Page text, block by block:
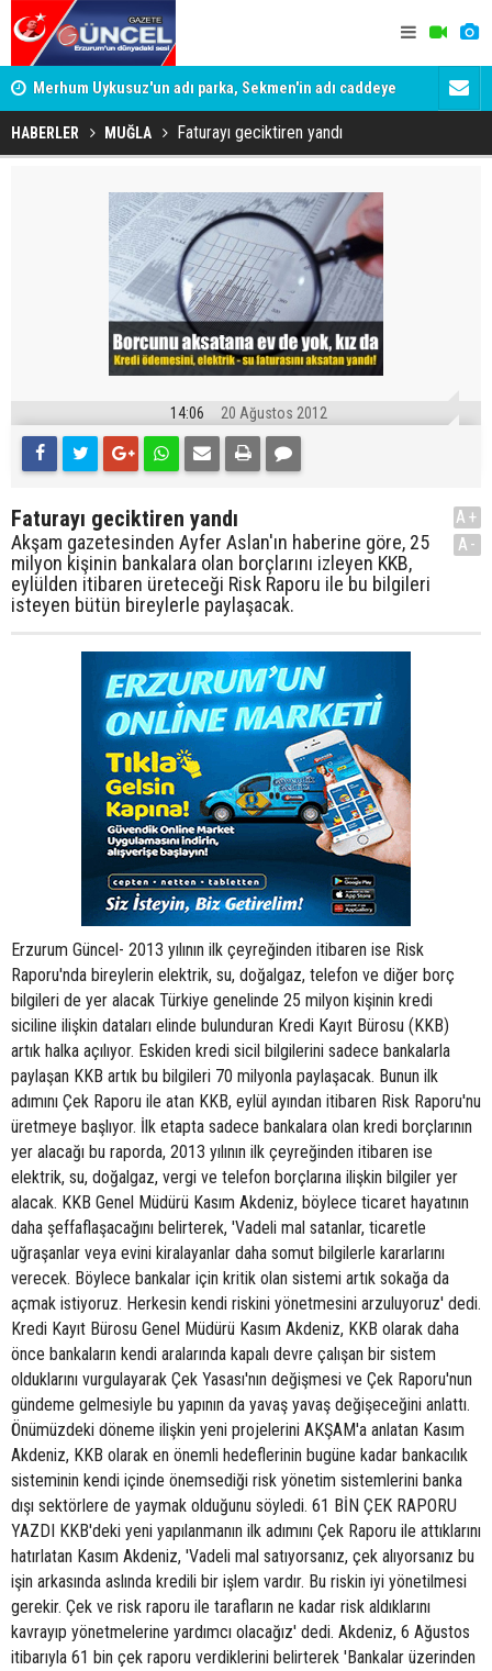
Merhum Uykusuz'un adı parka, Sekmen'in adı caddeye
verildi
HABERLER MUĞLA Faturayı geciktiren yandı
14:06 20 Ağustos 2012
Faturayı geciktiren yandı
Akşam gazetesinden Ayfer Aslan'ın haberine göre, 25
milyon kişinin bankalara olan borçlarını izleyen KKB,
eylülden itibaren üreteceği Risk Raporu ile bu bilgileri
isteyen bütün bireylerle paylaşacak.
A+
A-
Erzurum Güncel- 2013 yılının ilk çeyreğinden itibaren ise Risk
Raporu'nda bireylerin elektrik, su, doğalgaz, telefon ve diğer borç
bilgileri de yer alacak Türkiye genelinde 25 milyon kişinin kredi
siciline ilişkin dataları elinde bulunduran Kredi Kayıt Bürosu (KKB)
artık halka açılıyor. Eskiden kredi sicil bilgilerini sadece bankalarla
paylaşan KKB artık bu bilgileri 70 milyonla paylaşacak. Bunun ilk
adımını Çek Raporu ile atan KKB, eylül ayından itibaren Risk Raporu'nu
üretmeye başlıyor. İlk etapta sadece bankalara olan kredi borçlarının
yer alacağı bu raporda, 2013 yılının ilk çeyreğinden itibaren ise
elektrik, su, doğalgaz, vergi ve telefon borçlarına ilişkin bilgiler yer
alacak. KKB Genel Müdürü Kasım Akdeniz, böylece ticaret hayatının
daha şeffaflaşacağını belirterek, 'Vadeli mal satanlar, ticaretle
uğraşanlar veya evini kiralayanlar daha somut bilgilerle kararlarını
verecek. Böylece bankalar için kritik olan sistemi artık sokağa da
açmak istiyoruz. Herkesin kendi riskini yönetmesini arzuluyoruz' dedi.
Kredi Kayıt Bürosu Genel Müdürü Kasım Akdeniz, KKB olarak daha
önce bankaların kendi aralarında kapalı devre çalışan bir sistem
olduklarını vurgulayarak Çek Yasası'nın değişmesi ve Çek Raporu'nun
gündeme gelmesiyle bu yapının da yavaş yavaş değişeceğini anlattı.
Önümüzdeki döneme ilişkin yeni projelerini AKŞAM'a anlatan Kasım
Akdeniz, KKB olarak en önemli hedeflerinin bugüne kadar bankacılık
sisteminin kendi içinde önemsediği risk yönetim sistemlerini banka
dışı sektörlere de yaymak olduğunu söyledi. 61 BİN ÇEK RAPORU
YAZDI KKB'deki yeni yapılanmanın ilk adımını Çek Raporu ile attıklarını
hatırlatan Kasım Akdeniz, 'Vadeli mal satıyorsanız, çek alıyorsanız bu
işin arkasında aslında kredili bir işlem vardır. Bu riskin iyi yönetilmesi
gerekir. Çek ve risk raporu ile tarafların ne kadar risk aldıklarını
kavrayıp yönetmelerine yardımcı olacağız' dedi. Akdeniz, 6 Ağustos
itibarıyla 61 bin çek raporu verdiklerini belirterek 'Bankalar üzerinden